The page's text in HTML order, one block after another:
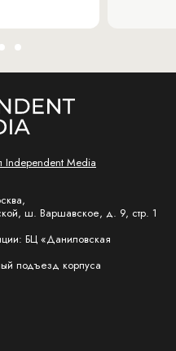
Independent Media
ш. Варшавское, д. 9, стр. 1
БЦ «Даниловская
подъезд корпуса